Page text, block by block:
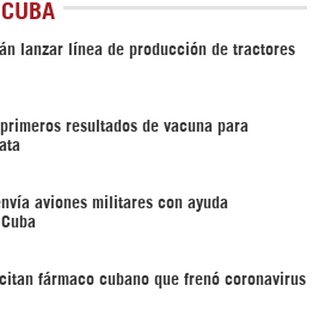
lanzar línea de producción de tractores
resultados de vacuna para
aviones militares con ayuda
fármaco cubano que frenó coronavirus